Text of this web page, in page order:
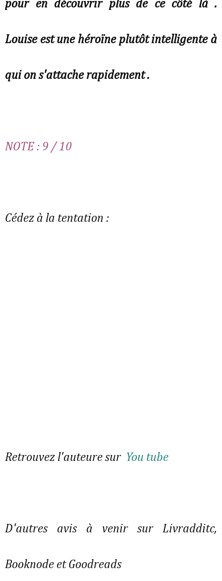
pour en découvrir plus de ce côté là .
Louise est une héroïne plutôt intelligente à
qui on s'attache rapidement .
NOTE : 9 / 10
Cédez à la tentation :
Retrouvez l'auteure sur You tube
D'autres avis à venir sur Livradditc,
Booknode et Goodreads